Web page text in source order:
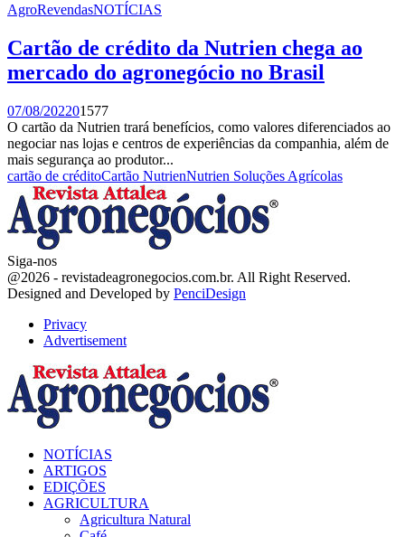
AgroRevendasNOTÍCIAS
Cartão de crédito da Nutrien chega ao
mercado do agronegócio no Brasil
07/08/202201577
O cartão da Nutrien trará benefícios, como valores diferenciados ao
negociar nas lojas e centros de experiências da companhia, além de
mais segurança ao produtor...
cartão de créditoCartão NutrienNutrien Soluções Agrícolas
Siga-nos
Facebook
Twitter
Instagram
Linkedin
Youtube
Email
@2026 - revistadeagronegocios.com.br. All Right Reserved.
Designed and Developed by PenciDesign
Privacy
Advertisement
NOTÍCIAS
ARTIGOS
EDIÇÕES
AGRICULTURA
Agricultura Natural